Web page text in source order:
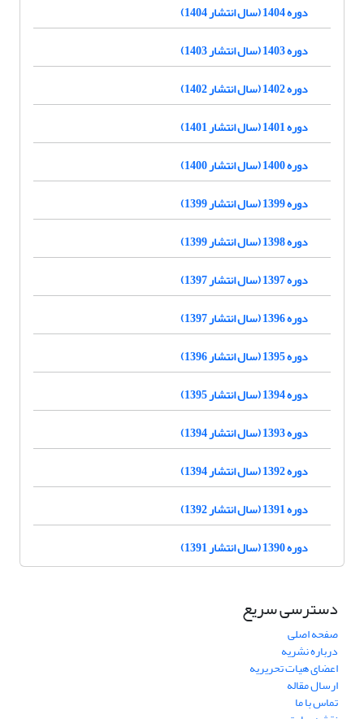
دوره 1404 (سال انتشار 1404)
دوره 1403 (سال انتشار 1403)
دوره 1402 (سال انتشار 1402)
دوره 1401 (سال انتشار 1401)
دوره 1400 (سال انتشار 1400)
دوره 1399 (سال انتشار 1399)
دوره 1398 (سال انتشار 1399)
دوره 1397 (سال انتشار 1397)
دوره 1396 (سال انتشار 1397)
دوره 1395 (سال انتشار 1396)
دوره 1394 (سال انتشار 1395)
دوره 1393 (سال انتشار 1394)
دوره 1392 (سال انتشار 1394)
دوره 1391 (سال انتشار 1392)
دوره 1390 (سال انتشار 1391)
دسترسی سریع
صفحه اصلی
درباره نشریه
اعضای هیات تحریریه
ارسال مقاله
تماس با ما